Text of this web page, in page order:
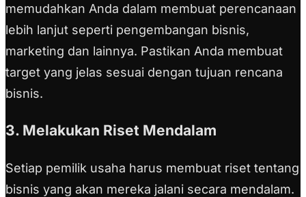
memudahkan Anda dalam membuat perencanaan
lebih lanjut seperti pengembangan bisnis,
marketing dan lainnya. Pastikan Anda membuat
target yang jelas sesuai dengan tujuan rencana
bisnis.
3. Melakukan Riset Mendalam
Setiap pemilik usaha harus membuat riset tentang
bisnis yang akan mereka jalani secara mendalam.